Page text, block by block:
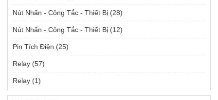
Nút Nhấn - Công Tắc - Thiết Bị (28)
Nút Nhấn - Công Tắc - Thiết Bị (12)
Pin Tích Điện (25)
Relay (57)
Relay (1)